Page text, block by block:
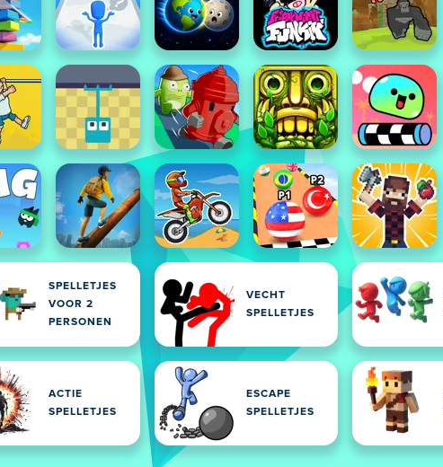
SPELLETJES
VOOR 2
PERSONEN
VECHT
SPELLETJES
ACTIE
SPELLETJES
ESCAPE
SPELLETJES